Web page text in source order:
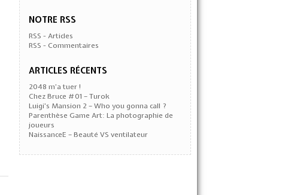
NOTRE RSS
RSS - Articles
RSS - Commentaires
ARTICLES RÉCENTS
2048 m’a tuer !
Chez Bruce #01 – Turok
Luigi’s Mansion 2 – Who you gonna call ?
Parenthèse Game Art: La photographie de
joueurs
NaissanceE – Beauté VS ventilateur